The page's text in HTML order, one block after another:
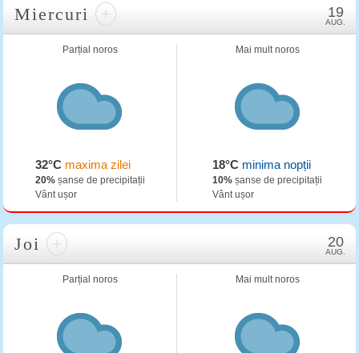
Miercuri + 19
AUG.
Parțial noros
32°Cmaxima zilei
20%șanse de precipitații
Vânt ușor
Mai mult noros
18°C minima nopții
10% șanse de precipitații
Vânt ușor
Joi + 20
AUG.
Parțial noros Mai mult noros